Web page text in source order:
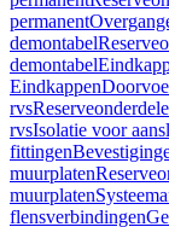
permanent
demontabel
demontabel
Eindkappen
rvs
rvsIsolatie voor
fittingen
muurplaten
muurplaten
flensverbindingen